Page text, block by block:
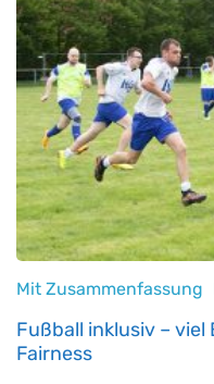
Mit Zusammenfassung
Fußball inklusiv –
Fairness